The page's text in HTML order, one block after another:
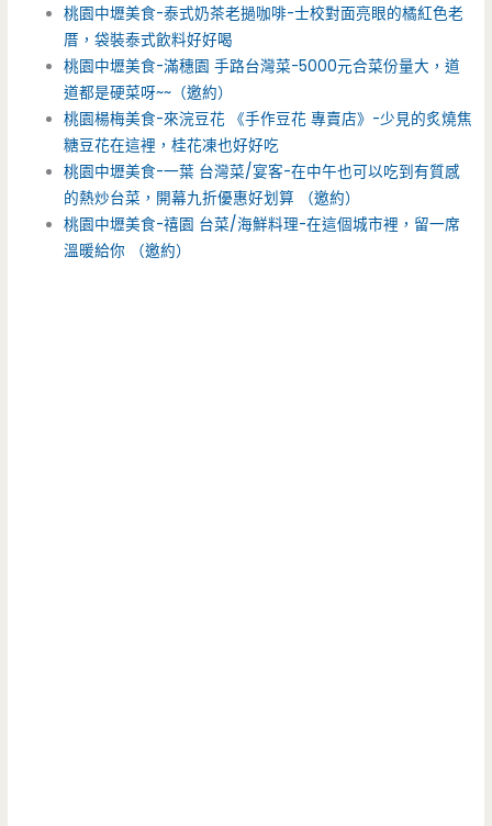
桃園中壢美食-泰式奶茶老撾咖啡-士校對面亮眼的橘紅色老
厝，袋裝泰式飲料好好喝
桃園中壢美食-滿穗園 手路台灣菜-5000元合菜份量大，道
道都是硬菜呀~~（邀約）
桃園楊梅美食-來浣豆花 《手作豆花 專賣店》-少見的炙燒焦
糖豆花在這裡，桂花凍也好好吃
桃園中壢美食-一葉 台灣菜/宴客-在中午也可以吃到有質感
的熱炒台菜，開幕九折優惠好划算 （邀約）
桃園中壢美食-禧園 台菜/海鮮料理-在這個城市裡，留一席
溫暖給你 （邀約）